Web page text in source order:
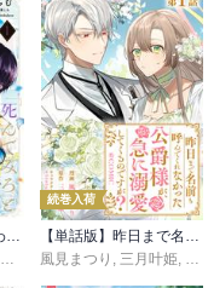
「死んでみろ」と言われたので死にました。
続巻入荷
【単話版】昨日まで名前も呼んでくれなかった公爵様が、急に溺愛してくるのですが？@COMIC
風見まつり , 三月叶姫,